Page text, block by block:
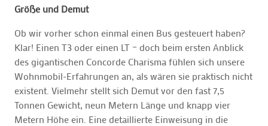
Größe und Demut
Ob wir vorher schon einmal einen Bus gesteuert haben?
Klar! Einen T3 oder einen LT – doch beim ersten Anblick
des gigantischen Concorde Charisma fühlen sich unsere
Wohnmobil-Erfahrungen an, als wären sie praktisch nicht
existent. Vielmehr stellt sich Demut vor den fast 7,5
Tonnen Gewicht, neun Metern Länge und knapp vier
Metern Höhe ein. Eine detaillierte Einweisung in die